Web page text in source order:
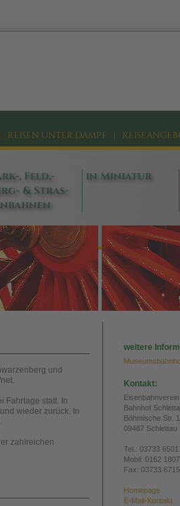
REISEN UNTER DAMPF |
, Feld,-
& Stras-
in Miniatur
und
Fahrtage statt. In
wieder zurück. In
zahlreichen
weitere
Kontakt:
Eisenbahnverein
Bahnhof
Böhmische Str.
09487 Schlettau
Tel.: 03733
Mobil: 0162
Fax: 03733
Homepage
E-Mail-Kontakt